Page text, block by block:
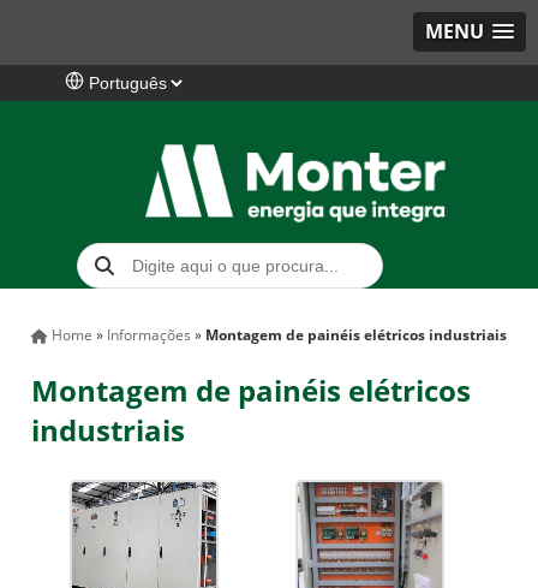
MENU
Home » Informações » Montagem de painéis elétricos industriais
Montagem de painéis elétricos
industriais